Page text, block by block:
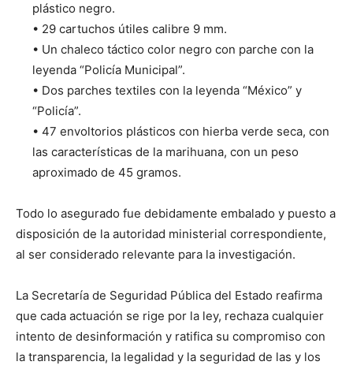
plástico negro.
• 29 cartuchos útiles calibre 9 mm.
• Un chaleco táctico color negro con parche con la
leyenda “Policía Municipal”.
• Dos parches textiles con la leyenda “México” y
“Policía”.
• 47 envoltorios plásticos con hierba verde seca, con
las características de la marihuana, con un peso
aproximado de 45 gramos.
Todo lo asegurado fue debidamente embalado y puesto a
disposición de la autoridad ministerial correspondiente,
al ser considerado relevante para la investigación.
La Secretaría de Seguridad Pública del Estado reafirma
que cada actuación se rige por la ley, rechaza cualquier
intento de desinformación y ratifica su compromiso con
la transparencia, la legalidad y la seguridad de las y los